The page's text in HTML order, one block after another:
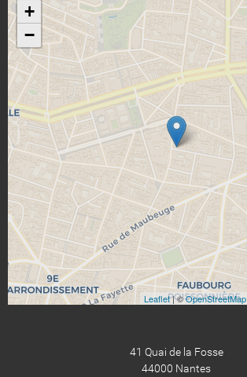
+
−
Leaflet| ©OpenStreetMap
41 Quai de la Fosse
44000 Nantes